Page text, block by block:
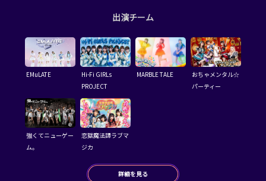
出演チーム
EMuLATE
Hi-Fi GIRLs
PROJECT
MARBLE TALE
おちゃメンタル☆
パーティー
強くてニューゲー
ム。
恋獄魔法譚ラブマ
ジカ
詳細を見る